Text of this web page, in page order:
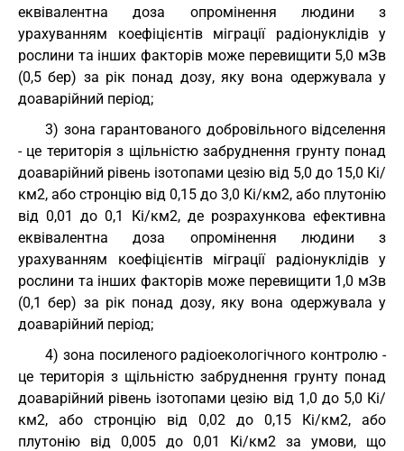
еквівалентна доза опромінення людини з
урахуванням коефіцієнтів міграції радіонуклідів у
рослини та інших факторів може перевищити 5,0 мЗв
(0,5 бер) за рік понад дозу, яку вона одержувала у
доаварійний період;
3) зона гарантованого добровільного відселення
- це територія з щільністю забруднення грунту понад
доаварійний рівень ізотопами цезію від 5,0 до 15,0 Кі/
км2, або стронцію від 0,15 до 3,0 Кі/км2, або плутонію
від 0,01 до 0,1 Кі/км2, де розрахункова ефективна
еквівалентна доза опромінення людини з
урахуванням коефіцієнтів міграції радіонуклідів у
рослини та інших факторів може перевищити 1,0 мЗв
(0,1 бер) за рік понад дозу, яку вона одержувала у
доаварійний період;
4) зона посиленого радіоекологічного контролю -
це територія з щільністю забруднення грунту понад
доаварійний рівень ізотопами цезію від 1,0 до 5,0 Кі/
км2, або стронцію від 0,02 до 0,15 Кі/км2, або
плутонію від 0,005 до 0,01 Кі/км2 за умови, що